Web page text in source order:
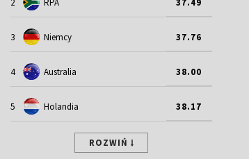
3 Niemcy 37.76
4 Australia 38.00
5 Holandia 38.17
ROZWIŃ